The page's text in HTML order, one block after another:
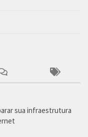
sua infraestrutura